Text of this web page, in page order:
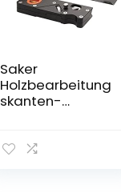
Saker
Holzbearbeitung
skanten-
s-Handhobel